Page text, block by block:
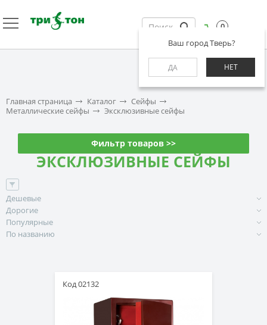
Ваш город Тверь?
ДА НЕТ
0
Главная страница Каталог
Сейфы
Металлические сейфы
Эксклюзивные сейфы
Фильтр товаров >>
ЭКСКЛЮЗИВНЫЕ СЕЙФЫ
Дешевые
Дорогие
Популярные
По названию
Код 02132